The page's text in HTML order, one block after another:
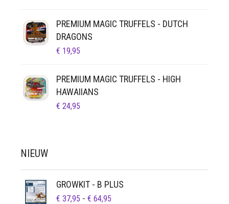
PREMIUM MAGIC TRUFFELS - DUTCH
DRAGONS
€ 19,95
PREMIUM MAGIC TRUFFELS - HIGH
HAWAIIANS
€ 24,95
NIEUW
GROWKIT - B PLUS
€ 37,95 - € 64,95